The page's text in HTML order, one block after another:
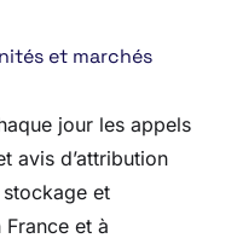
et marchés
jour les appels
avis d’attribution
et
et à